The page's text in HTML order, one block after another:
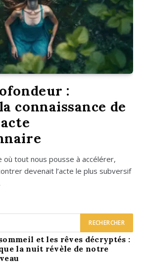
:
connaissance de
où tout nous pousse à accé­lé­rer,
deve­nait l’acte le plus sub­ver­sif
et les rêves décryptés :
la nuit révèle de notre